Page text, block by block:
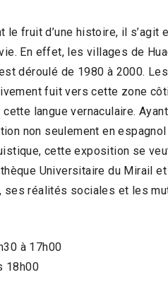
le fruit d’une histoire, il
En effet, les villages de
déroulé de 1980 à 2000.
fuit vers cette zone
langue vernaculaire.
non seulement en espagnol
cette exposition se
Universitaire du Mirail
ses réalités sociales et les
à 17h00
18h00